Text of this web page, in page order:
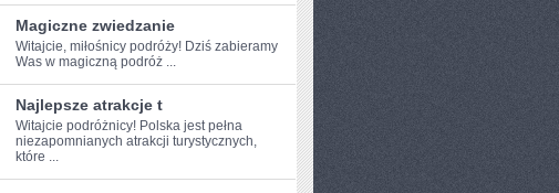
Magiczne zwiedzanie
Witajcie, miłośnicy podróży! Dziś zabieramy
Was w magiczną podróż ...
Najlepsze atrakcje t
Witajcie podróżnicy! Polska jest pełna
niezapomnianych atrakcji turystycznych,
które ...